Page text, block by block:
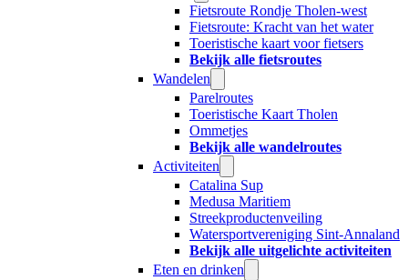
Fietsroute Rondje Tholen-west
Fietsroute: Kracht van het water
Toeristische kaart voor fietsers
Bekijk alle fietsroutes
Wandelen
Parelroutes
Toeristische Kaart Tholen
Ommetjes
Bekijk alle wandelroutes
Activiteiten
Catalina Sup
Medusa Maritiem
Streekproductenveiling
Watersportvereniging Sint-Annaland
Bekijk alle uitgelichte activiteiten
Eten en drinken